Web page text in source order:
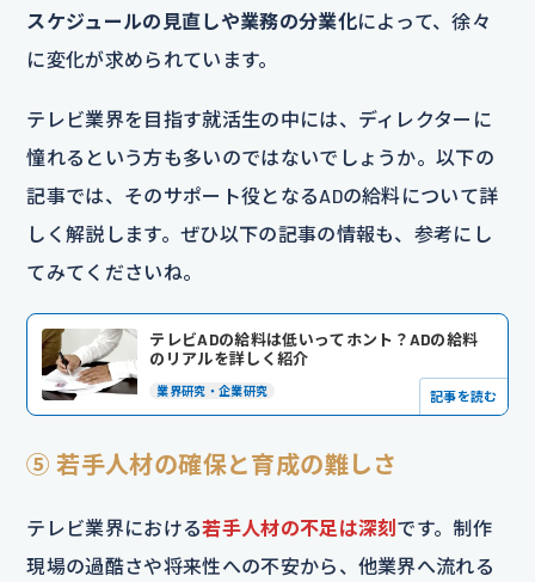
スケジュールの見直しや業務の分業化によって、徐々
に変化が求められています。
テレビ業界を目指す就活生の中には、ディレクターに
憧れるという方も多いのではないでしょうか。以下の
記事では、そのサポート役となるADの給料について詳
しく解説します。ぜひ以下の記事の情報も、参考にし
てみてくださいね。
テレビADの給料は低いってホント？ADの給料
のリアルを詳しく紹介
業界研究・企業研究 記事を読む
⑤ 若手人材の確保と育成の難しさ
テレビ業界における若手人材の不足は深刻 です。制作
現場の過酷さや将来性への不安から、他業界へ流れる